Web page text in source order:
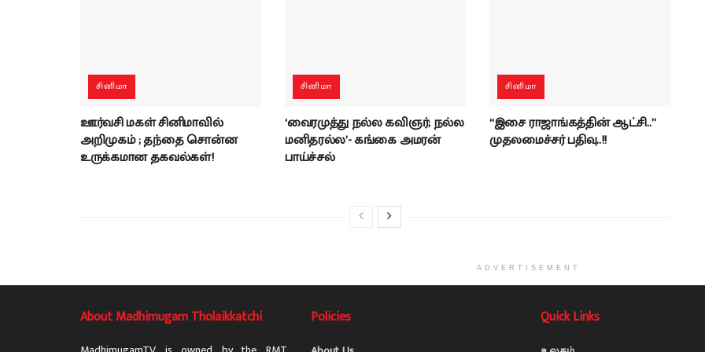
சினிமா
ஊர்வசி மகள் சினிமாவில்
அறிமுகம் ; தந்தை சொன்ன
உருக்கமான தகவல்கள்!
சினிமா
‘வைரமுத்து நல்ல கவிஞர்; நல்ல
மனிதரல்ல’- கங்கை அமரன்
பாய்ச்சல்
சினிமா
“இசை ராஜாங்கத்தின் ஆட்சி..”
முதலமைச்சர் பதிவு..!!
ADVERTISEMENT
About Madhimugam Tholaikkatchi Policies Quick Links